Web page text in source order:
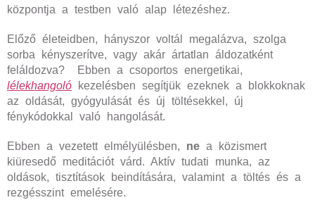
központja a testben való alap létezéshez.
Előző életeidben, hányszor voltál megalázva, szolga
sorba kényszerítve, vagy akár ártatlan áldozatként
feláldozva? Ebben a csoportos energetikai,
lélekhangoló kezelésben segítjük ezeknek a blokkoknak
az oldását, gyógyulását és új töltésekkel, új
fénykódokkal való hangolását.
Ebben a vezetett elmélyülésben, ne a közismert
kiüresedő meditációt várd. Aktív tudati munka, az
oldások, tisztítások beindítására, valamint a töltés és a
rezgésszint emelésére.